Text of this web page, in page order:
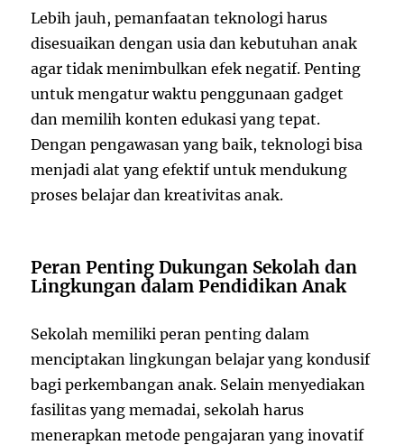
Lebih jauh, pemanfaatan teknologi harus
disesuaikan dengan usia dan kebutuhan anak
agar tidak menimbulkan efek negatif. Penting
untuk mengatur waktu penggunaan gadget
dan memilih konten edukasi yang tepat.
Dengan pengawasan yang baik, teknologi bisa
menjadi alat yang efektif untuk mendukung
proses belajar dan kreativitas anak.
Peran Penting Dukungan Sekolah dan
Lingkungan dalam Pendidikan Anak
Sekolah memiliki peran penting dalam
menciptakan lingkungan belajar yang kondusif
bagi perkembangan anak. Selain menyediakan
fasilitas yang memadai, sekolah harus
menerapkan metode pengajaran yang inovatif